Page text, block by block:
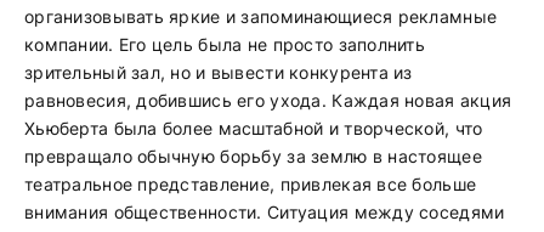
организовывать яркие и запоминающиеся рекламные
компании. Его цель была не просто заполнить
зрительный зал, но и вывести конкурента из
равновесия, добившись его ухода. Каждая новая акция
Хьюберта была более масштабной и творческой, что
превращало обычную борьбу за землю в настоящее
театральное представление, привлекая все больше
внимания общественности. Ситуация между соседями